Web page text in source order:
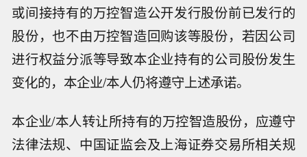
或间接持有的万控智造公开发行股份前已发行的
股份，也不由万控智造回购该等股份，若因公司
进行权益分派等导致本企业持有的公司股份发生
变化的，本企业/本人仍将遵守上述承诺。
本企业/本人转让所持有的万控智造股份，应遵守
法律法规、中国证监会及上海证券交易所相关规